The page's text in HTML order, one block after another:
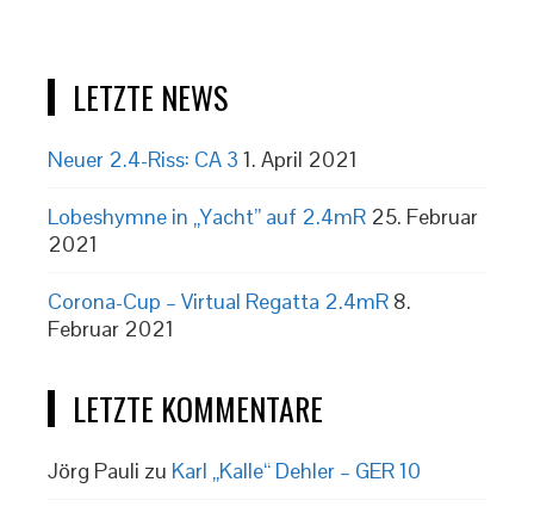
LETZTE NEWS
Neuer 2.4-Riss: CA 3 1. April 2021
Lobeshymne in „Yacht” auf 2.4mR 25. Februar
2021
Corona-Cup – Virtual Regatta 2.4mR 8.
Februar 2021
LETZTE KOMMENTARE
Jörg Pauli zu Karl „Kalle“ Dehler – GER 10